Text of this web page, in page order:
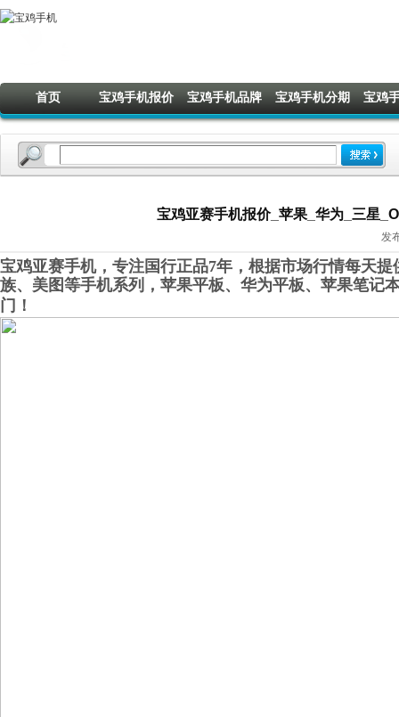
首页 宝鸡手机报价 宝鸡手机品牌 宝鸡手机分期 宝鸡
宝鸡亚赛手机报价_苹果_华为_三星
发
宝鸡亚赛手机，专注国行正品7年，根据市场行情每天
族、美图等手机系列，苹果平板、华为平板、苹果笔记
门！